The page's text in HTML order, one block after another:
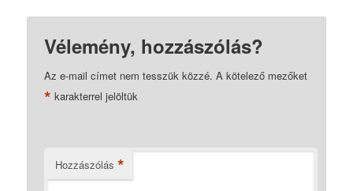
Vélemény, hozzászólás?
Az e-mail címet nem tesszük közzé. A kötelező mezőket
* karakterrel jelöltük
Hozzászólás *